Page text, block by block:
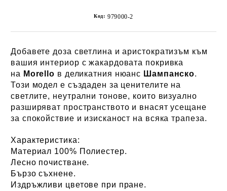
Код: 979000-2
Добавете доза светлина и аристократизъм към
вашия интериор с жакардовата покривка
на Morello в деликатния нюанс Шампанско.
Този модел е създаден за ценителите на
светлите, неутрални тонове, които визуално
разширяват пространството и внасят усещане
за спокойствие и изисканост на всяка трапеза.
Характеристика:
Материал 100% Полиестер.
Лесно почистване.
Бързо съхнене.
Издръжливи цветове при пране.